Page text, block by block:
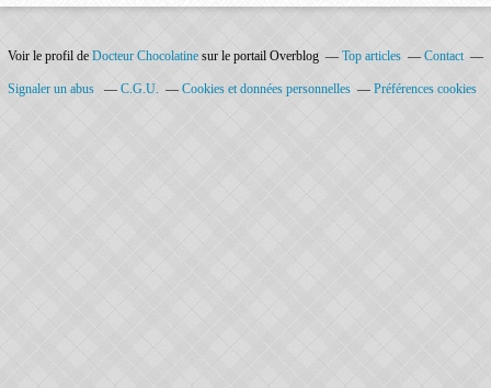
Voir le profil de Docteur Chocolatine sur le portail Overblog Top articles Contact
Signaler un abus C.G.U. Cookies et données personnelles Préférences cookies